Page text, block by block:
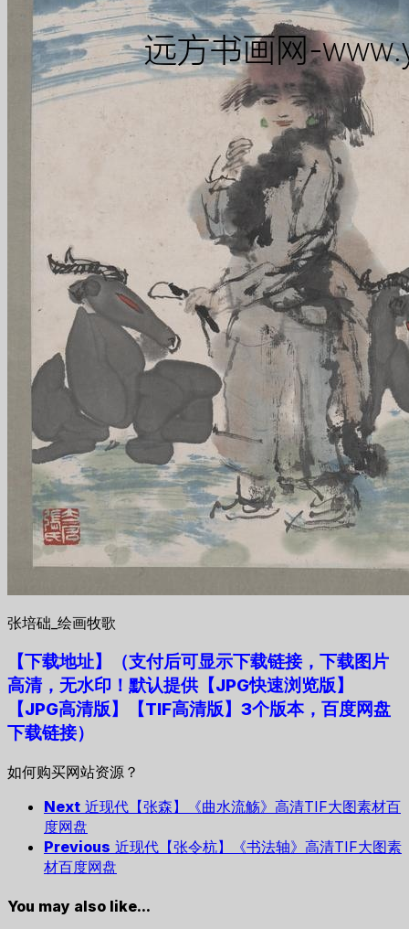
张培础_绘画牧歌
【下载地址】
（支付后可显示下载链接，下载图片
高清，无水印！默认提供【JPG快速浏览版】
【JPG高清版】【TIF高清版】3个版本，百度网盘
下载链接）
如何购买网站资源？
Next 近现代【张森】《曲水流觞》高清TIF大图素材百
度网盘
Previous 近现代【张令杭】《书法轴》高清TIF大图素
材百度网盘
You may also like...